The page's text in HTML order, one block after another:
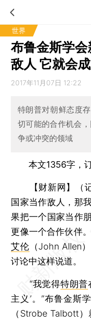
世界
布鲁金斯学
敌人 它就会
2017年11月07日 12:22
特朗普对朝鲜态度
切可能的合作机会
争或冲突的领域
本文1356字，
【财新网】（
国家当作敌人，那
果把一个国家当作
更像一个合作伙伴
艾伦 （John Allen
讨论中这样说道。
“我觉得特朗普
主义’。”布鲁金斯
（Strobe Talbott